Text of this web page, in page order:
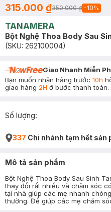
315.000 ₫350.000 ₫ -10%
TANAMERA
Bột Nghệ Thoa Body Sau
(SKU: 262100004)
Giao Nhanh Miễn
Bạn muốn nhận hàng trước 10h
giao hàng 2H ở bước thanh toán.
Số lượng:
337 Chi nhánh tạm hết sản
Mô tả sản phẩm
Bột Nghệ Thoa Body Sau Sinh
thay đổi rất nhiều và chăm sóc
tại nhà giúp các mẹ nhanh
thường. Để giúp các mẹ chăm